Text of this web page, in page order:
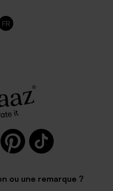
FR
ou une remarque ?